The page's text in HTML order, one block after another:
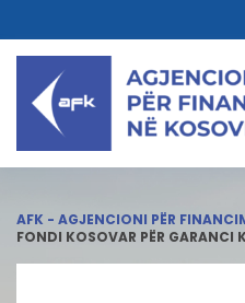
AFK - AGJENCIONI PËR
FONDI KOSOVAR PËR GARANCI